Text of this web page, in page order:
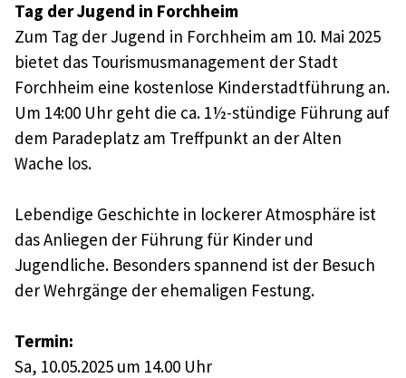
Tag der Jugend in Forchheim
Zum Tag der Jugend in Forchheim am 10. Mai 2025
bietet das Tourismusmanagement der Stadt
Forchheim eine kostenlose Kinderstadtführung an.
Um 14:00 Uhr geht die ca. 1½-stündige Führung auf
dem Paradeplatz am Treffpunkt an der Alten
Wache los.
Lebendige Geschichte in lockerer Atmosphäre ist
das Anliegen der Führung für Kinder und
Jugendliche. Besonders spannend ist der Besuch
der Wehrgänge der ehemaligen Festung.
Termin:
Sa, 10.05.2025 um 14.00 Uhr